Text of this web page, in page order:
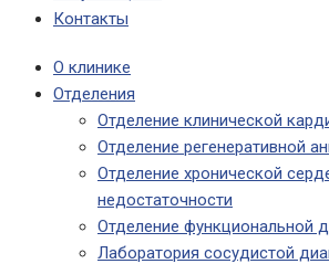
Контакты
О клинике
Отделения
Отделение клинической
Отделение регенеративной
Отделение хронической
недостаточности
Отделение функциональной
Лаборатория сосудистой